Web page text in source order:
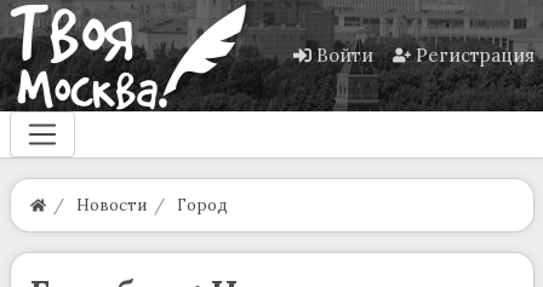
Войти Регистрация
Новости Город